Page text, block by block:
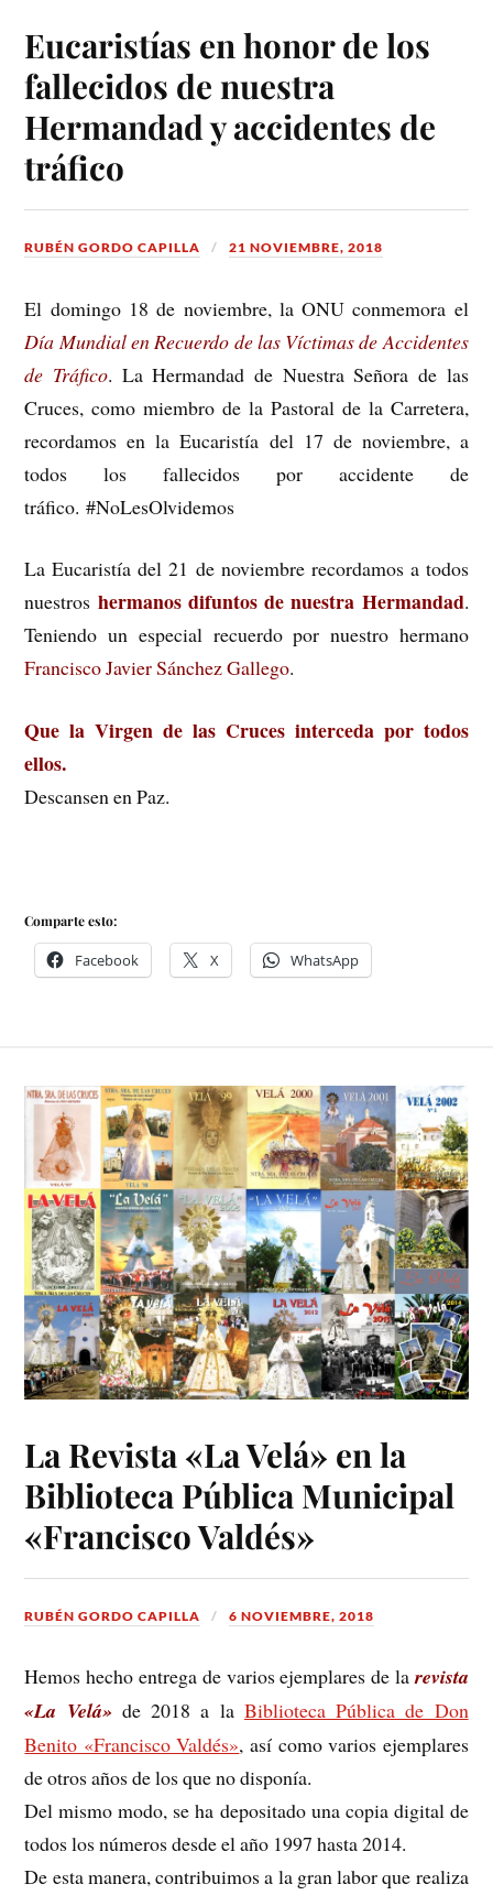
Eucaristías en honor de los
fallecidos de nuestra
Hermandad y accidentes de
tráfico
RUBÉN GORDO CAPILLA 21 NOVIEMBRE, 2018
El domingo 18 de noviembre, la ONU conmemora el
Día Mundial en Recuerdo de las Víctimas de Accidentes
de Tráfico. La Hermandad de Nuestra Señora de las
Cruces, como miembro de la Pastoral de la Carretera,
recordamos en la Eucaristía del 17 de noviembre, a
todos los fallecidos por accidente de
tráfico. #NoLesOlvidemos
La Eucaristía del 21 de noviembre recordamos a todos
nuestros hermanos difuntos de nuestra Hermandad.
Teniendo un especial recuerdo por nuestro hermano
Francisco Javier Sánchez Gallego.
Que la Virgen de las Cruces interceda por todos
ellos.
Descansen en Paz.
Comparte esto:
Facebook X WhatsApp
La Revista «La Velá» en la
Biblioteca Pública Municipal
«Francisco Valdés»
RUBÉN GORDO CAPILLA 6 NOVIEMBRE, 2018
Hemos hecho entrega de varios ejemplares de larevista
«La Velá» de 2018 a la Biblioteca Pública de Don
Benito «Francisco Valdés», así como varios ejemplares
de otros años de los que no disponía.
Del mismo modo, se ha depositado una copia digital de
todos los números desde el año 1997 hasta 2014.
De esta manera, contribuimos a la gran labor que realiza